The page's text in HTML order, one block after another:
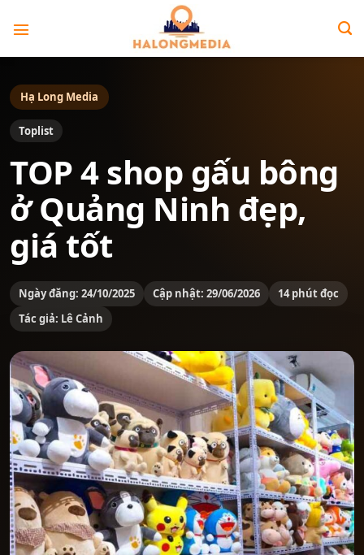
qua
Hạ Long Media
Toplist
TOP 4 shop gấu bông
ở Quảng Ninh đẹp,
giá tốt
Ngày đăng: 24/10/2025 Cập nhật: 29/06/2026
14 phút đọc
Tác giả: Lê Cảnh